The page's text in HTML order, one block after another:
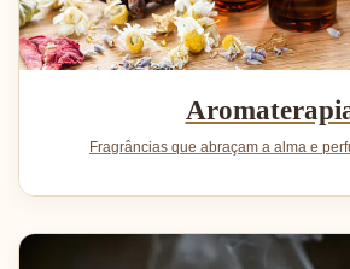
Fragrâncias que abraçam a alma e